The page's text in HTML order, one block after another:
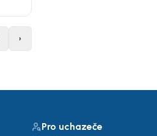
›
Pro uchazeče